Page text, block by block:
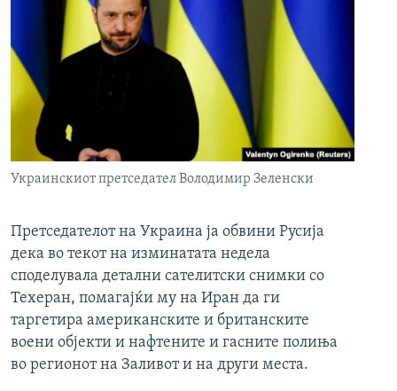
Украинскиот претседател Володимир Зеленски
Претседателот на Украина ја обвини Русија
дека во текот на изминатата недела
споделувала детални сателитски снимки со
Техеран, помагајќи му на Иран да ги
таргетира американските и британските
воени објекти и нафтените и гасните полиња
во регионот на Заливот и на други места.